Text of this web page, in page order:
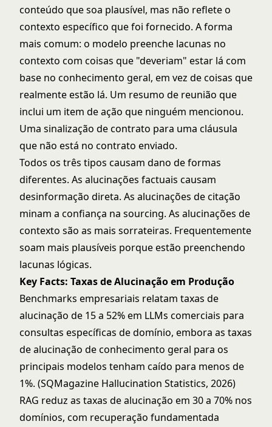
conteúdo que soa plausível, mas não reflete o
contexto específico que foi fornecido. A forma
mais comum: o modelo preenche lacunas no
contexto com coisas que "deveriam" estar lá com
base no conhecimento geral, em vez de coisas que
realmente estão lá. Um resumo de reunião que
inclui um item de ação que ninguém mencionou.
Uma sinalização de contrato para uma cláusula
que não está no contrato enviado.
Todos os três tipos causam dano de formas
diferentes. As alucinações factuais causam
desinformação direta. As alucinações de citação
minam a confiança na sourcing. As alucinações de
contexto são as mais sorrateiras. Frequentemente
soam mais plausíveis porque estão preenchendo
lacunas lógicas.
Key Facts: Taxas de Alucinação em Produção
Benchmarks empresariais relatam taxas de
alucinação de 15 a 52% em LLMs comerciais para
consultas específicas de domínio, embora as taxas
de alucinação de conhecimento geral para os
principais modelos tenham caído para menos de
1%. (SQMagazine Hallucination Statistics, 2026)
RAG reduz as taxas de alucinação em 30 a 70% nos
domínios, com recuperação fundamentada